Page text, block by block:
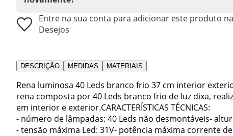
Entre na sua conta para adicionar este produto
Desejos
DESCRIÇÃO MEDIDAS MATERIAIS
Rena luminosa 40 Leds branco frio 37 cm interior
rena composta por 40 Leds branco frio de luz dixa,
em interior e exterior.CARACTERÍSTICAS TÉCNICAS:
- número de lâmpadas: 40 Leds não desmontáveis-
- tensão máxima Led: 31V- potência máxima corrente de